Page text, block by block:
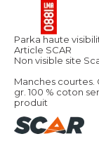
Parka haute
Article SCAR
Non visible site
Manches courtes.
gr. 100 % coton
produit